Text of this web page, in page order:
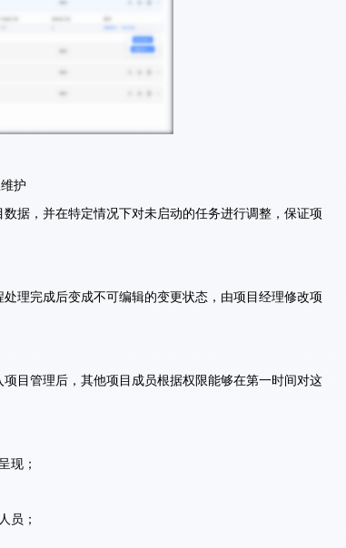
护
据，并在特定情况下对未启动的任务进行调整，保证项
理完成后变成不可编辑的变更状态，由项目经理修改项
目管理后，其他项目成员根据权限能够在第一时间对这
现；
员；